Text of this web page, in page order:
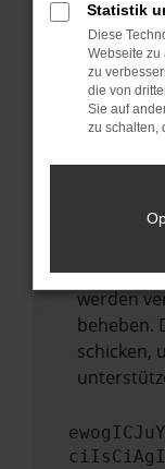
Stelle
sind.
führen,
mehr
Wende
Wenn du
versucht
werden
beheben.
schicken,
Statistik
Diese
Webseite zu
zu
die von
Sie auf
zu schalten,